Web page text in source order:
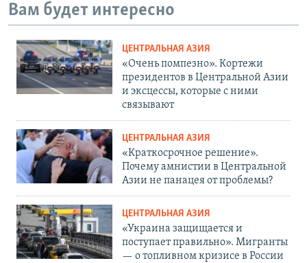
Вам будет интересно
ЦЕНТРАЛЬНАЯ АЗИЯ
«Очень помпезно». Кортежи
президентов в Центральной Азии
и эксцессы, которые с ними
связывают
ЦЕНТРАЛЬНАЯ АЗИЯ
«Краткосрочное решение».
Почему амнистии в Центральной
Азии не панацея от проблемы?
ЦЕНТРАЛЬНАЯ АЗИЯ
«Украина защищается и
поступает правильно». Мигранты
— о топливном кризисе в России